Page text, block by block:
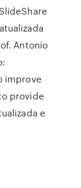
Antonio
improve
provide
e